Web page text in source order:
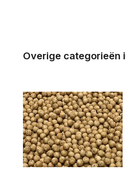
Overige categorieën